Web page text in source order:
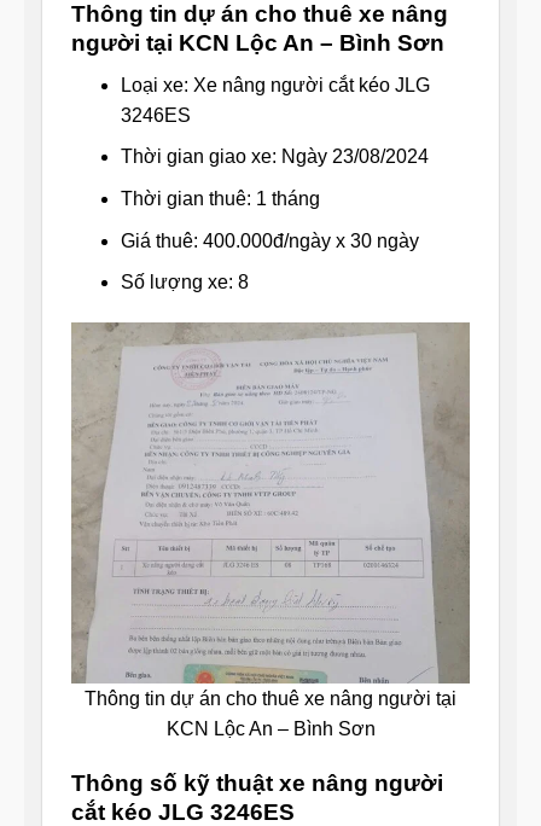
Thông tin dự án cho thuê xe nâng
người tại KCN Lộc An – Bình Sơn
Loại xe: Xe nâng người cắt kéo JLG
3246ES
Thời gian giao xe: Ngày 23/08/2024
Thời gian thuê: 1 tháng
Giá thuê: 400.000đ/ngày x 30 ngày
Số lượng xe: 8
Thông tin dự án cho thuê xe nâng người tại
KCN Lộc An – Bình Sơn
Thông số kỹ thuật xe nâng người
cắt kéo JLG 3246ES